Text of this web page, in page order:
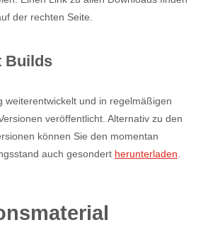
der rechten Seite.
Builds
weiterentwickelt und in regelmäßigen
veröffentlicht. Alternativ zu den
können Sie den momentan
auch gesondert herunterladen